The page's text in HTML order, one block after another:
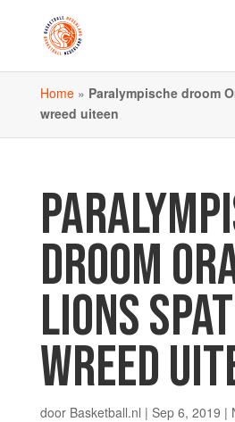
Home» Paralympische droom
wreed uiteen
DROOM
LIONS SPAT
WREED
door Basketball.nl | Sep 6, 2019 |